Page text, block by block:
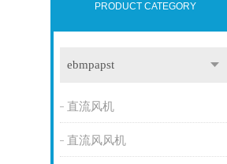
PRODUCT CATEGORY
ebmpapst
直流风机
直流风风机